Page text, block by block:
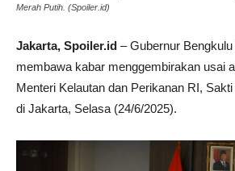
Merah Putih. (Spoiler.id)
Jakarta, Spoiler.id – Gubernur
membawa kabar menggembirakan usai
Menteri Kelautan dan Perikanan RI,
di Jakarta, Selasa (24/6/2025).